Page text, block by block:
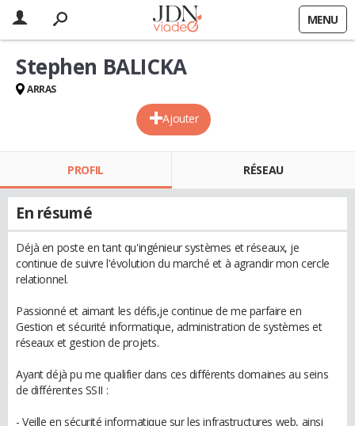
MENU
Ajouter
Stephen BALICKA
ARRAS
PROFIL RÉSEAU
En résumé
Déjà en poste en tant qu'ingénieur systèmes et réseaux, je
continue de suivre l'évolution du marché et à agrandir mon cercle
relationnel.
Passionné et aimant les défis,je continue de me parfaire en
Gestion et sécurité informatique, administration de systèmes et
réseaux et gestion de projets.
Ayant déjà pu me qualifier dans ces différents domaines au seins
de différentes SSII :
- Veille en sécurité informatique sur les infrastructures web, ainsi